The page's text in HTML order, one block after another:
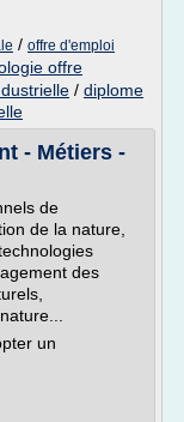
/ offre d'emploi
offre
/ diplome
- Métiers -
de
de la nature,
des
un